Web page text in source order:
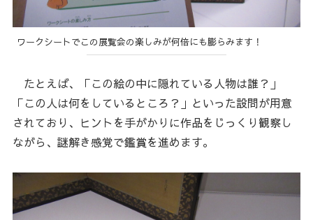
ワークシートでこの展覧会の楽しみが何倍にも膨らみます！
たとえば、「この絵の中に隠れている人物は誰？」
「この人は何をしているところ？」といった設問が用意
されており、ヒントを手がかりに作品をじっくり観察し
ながら、謎解き感覚で鑑賞を進めます。